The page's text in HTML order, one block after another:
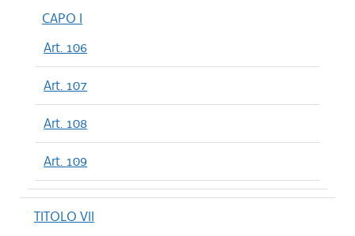
CAPO I
Art. 106
Art. 107
Art. 108
Art. 109
TITOLO VII